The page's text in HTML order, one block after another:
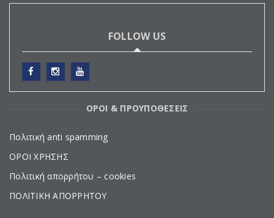
FOLLOW US
ΟΡΟΙ & ΠΡΟΥΠΟΘΕΣΕΙΣ
Πολιτική anti spamming
ΟΡΟΙ ΧΡΗΣΗΣ
Πολιτική απορρήτου – cookies
ΠΟΛΙΤΙΚΗ ΑΠΟΡΡΗΤΟΥ